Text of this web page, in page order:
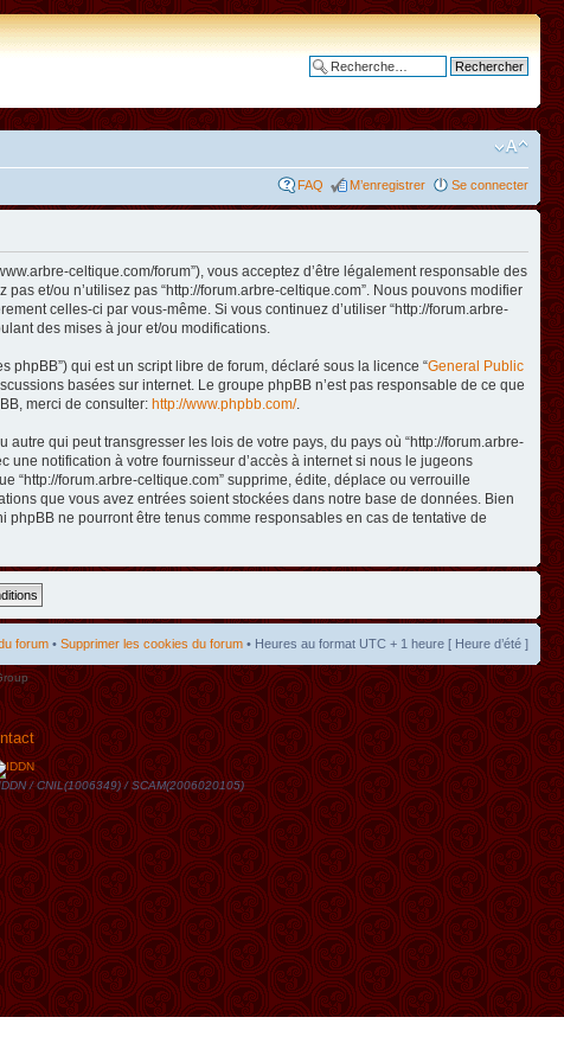
FAQ M’enregistrer Se connecter
celtique.com/forum”), vous acceptez d’être légalement responsable des
et/ou n’utilisez pas “http://forum.arbre-celtique.com”. Nous pouvons modifier
celles-ci par vous-même. Si vous continuez d’utiliser “http://forum.arbre-
des mises à jour et/ou modifications.
phpBB”) qui est un script libre de forum, déclaré sous la licence “General Public
basées sur internet. Le groupe phpBB n’est pas responsable de ce que
merci de consulter: http://www.phpbb.com/.
qui peut transgresser les lois de votre pays, du pays où “http://forum.arbre-
notification à votre fournisseur d’accès à internet si nous le jugeons
“http://forum.arbre-celtique.com” supprime, édite, déplace ou verrouille
que vous avez entrées soient stockées dans notre base de données. Bien
ne pourront être tenus comme responsables en cas de tentative de
forum • Supprimer les cookies du forum • Heures au format UTC + 1 heure [ Heure d’été ]
/ CNIL(1006349) / SCAM(2006020105)